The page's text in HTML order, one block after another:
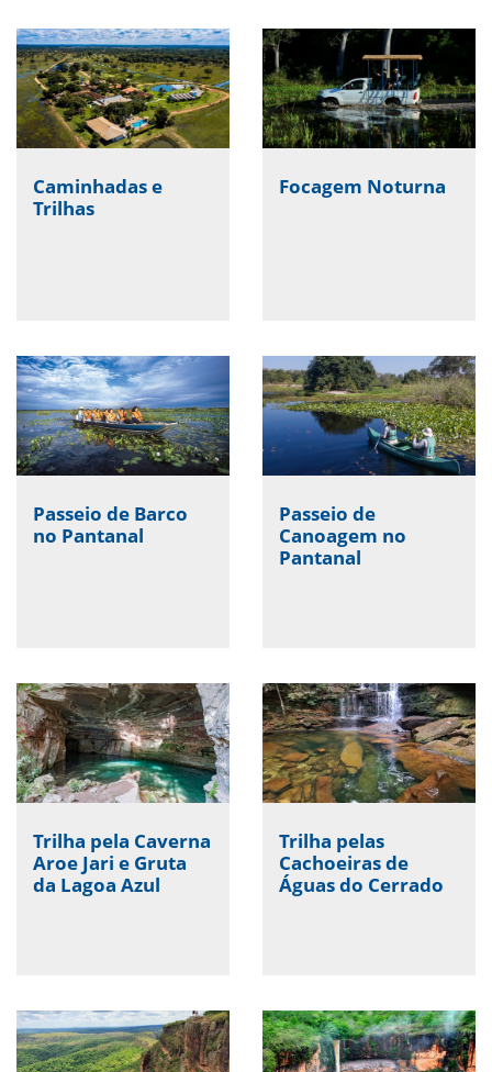
Caminhadas e
Trilhas
Focagem Noturna
Passeio de Barco
no Pantanal
Passeio de
Canoagem no
Pantanal
Trilha pela Caverna
Aroe Jari e Gruta
da Lagoa Azul
Trilha pelas
Cachoeiras de
Águas do Cerrado